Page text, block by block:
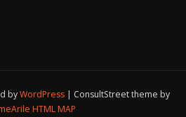
byWordPress | ConsultStreet theme by
HTML MAP